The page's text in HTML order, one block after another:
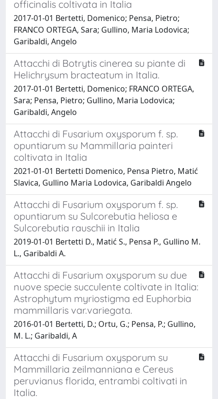
officinalis coltivata in Italia
2017-01-01 Bertetti, Domenico; Pensa, Pietro;
FRANCO ORTEGA, Sara; Gullino, Maria Lodovica;
Garibaldi, Angelo
Attacchi di Botrytis cinerea su piante di
Helichrysum bracteatum in Italia.
2017-01-01 Bertetti, Domenico; FRANCO ORTEGA,
Sara; Pensa, Pietro; Gullino, Maria Lodovica;
Garibaldi, Angelo
Attacchi di Fusarium oxysporum f. sp.
opuntiarum su Mammillaria painteri
coltivata in Italia
2021-01-01 Bertetti Domenico, Pensa Pietro, Matić
Slavica, Gullino Maria Lodovica, Garibaldi Angelo
Attacchi di Fusarium oxysporum f. sp.
opuntiarum su Sulcorebutia heliosa e
Sulcorebutia rauschii in Italia
2019-01-01 Bertetti D., Matić S., Pensa P., Gullino M.
L., Garibaldi A.
Attacchi di Fusarium oxysporum su due
nuove specie succulente coltivate in Italia:
Astrophytum myriostigma ed Euphorbia
mammillaris var.variegata.
2016-01-01 Bertetti, D.; Ortu, G.; Pensa, P.; Gullino,
M. L.; Garibaldi, A
Attacchi di Fusarium oxysporum su
Mammillaria zeilmanniana e Cereus
peruvianus florida, entrambi coltivati in
Italia.